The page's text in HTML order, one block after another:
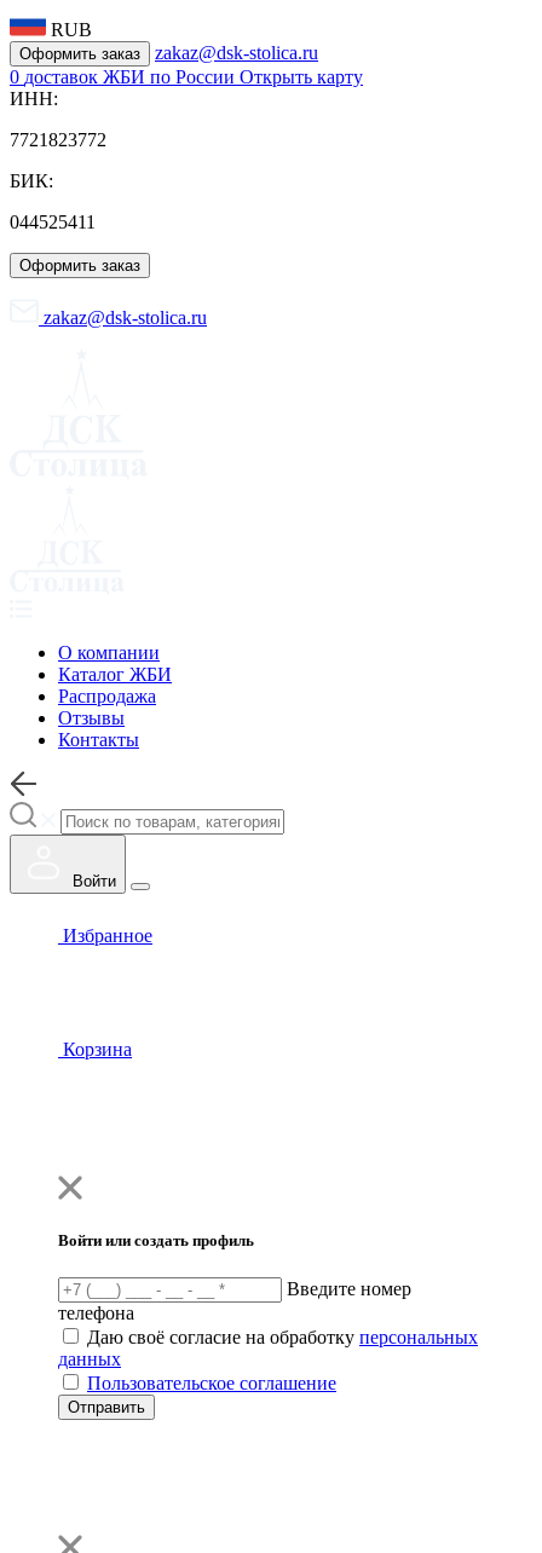
RUB
Оформить заказ
zakaz@dsk-stolica.ru
0 доставок ЖБИ по России Открыть карту
ИНН:
7721823772
БИК:
044525411
Оформить заказ
zakaz@dsk-stolica.ru
О компании
Каталог ЖБИ
Распродажа
Отзывы
Контакты
Войти
Избранное
Корзина
Войти или создать профиль
Введите номер
телефона
Даю своё согласие на обработку персональных
данных
Пользовательское соглашение
Отправить